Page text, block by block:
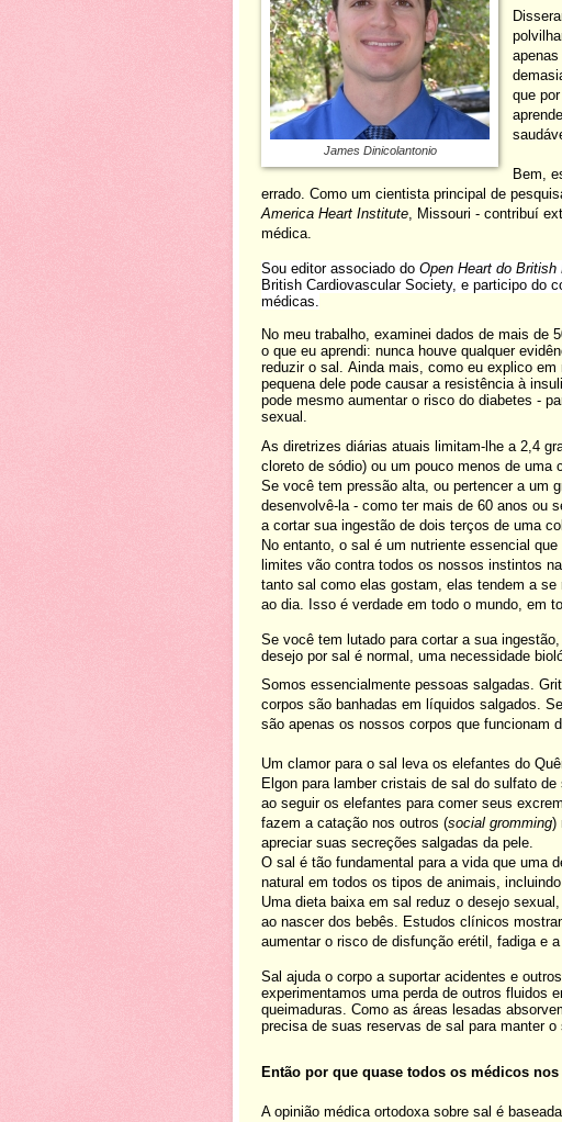
James Dinicolantonio
que
Bem,
errado. Como um cientista principal de
America Heart Institute, Missouri - contribuí
médica.
Sou editor associado do Open Heart do British
British Cardiovascular Society, e participo do
médicas.
No meu trabalho, examinei dados de mais de
o que eu aprendi: nunca houve qualquer
reduzir o sal. Ainda mais, como eu explico
pequena dele pode causar a resistência à
pode mesmo aumentar o risco do diabetes -
sexual.
As diretrizes diárias atuais limitam-lhe a 2,4
cloreto de sódio) ou um pouco menos de uma
Se você tem pressão alta, ou pertencer a um
desenvolvê-la - como ter mais de 60 anos ou
a cortar sua ingestão de dois terços de uma
No entanto, o sal é um nutriente essencial
limites vão contra todos os nossos instintos
tanto sal como elas gostam, elas tendem a
ao dia. Isso é verdade em todo o mundo, em
Se você tem lutado para cortar a sua
desejo por sal é normal, uma necessidade
Somos essencialmente pessoas salgadas.
corpos são banhadas em líquidos salgados.
são apenas os nossos corpos que funcionam
Um clamor para o sal leva os elefantes do
Elgon para lamber cristais de sal do sulfato
ao seguir os elefantes para comer seus
fazem a catação nos outros (social gromming)
apreciar suas secreções salgadas ​​da pele.
O sal é tão fundamental para a vida que uma
natural em todos os tipos de animais,
Uma dieta baixa em sal reduz o desejo
ao nascer dos bebês. Estudos clínicos
aumentar o risco de disfunção erétil, fadiga e
Sal ajuda o corpo a suportar acidentes e
experimentamos uma perda de outros fluidos
queimaduras. Como as áreas lesadas
precisa de suas reservas de sal para manter
Então por que quase todos os médicos
A opinião médica ortodoxa sobre sal é